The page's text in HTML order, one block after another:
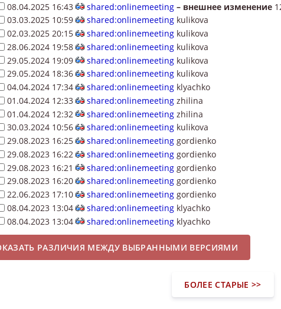
08.04.2025 16:43 shared:onlinemeeting – внешнее изменение
03.03.2025 10:59 shared:onlinemeeting kulikova
02.03.2025 20:15
shared:onlinemeeting kulikova
28.06.2024 19:58
shared:onlinemeeting kulikova
29.05.2024 19:09
shared:onlinemeeting kulikova
29.05.2024 18:36
shared:onlinemeeting kulikova
04.04.2024 17:34
shared:onlinemeeting klyachko
01.04.2024 12:33
shared:onlinemeeting zhilina
01.04.2024 12:32
shared:onlinemeeting zhilina
30.03.2024 10:56
shared:onlinemeeting kulikova
29.08.2023 16:25
shared:onlinemeeting gordienko
29.08.2023 16:22
shared:onlinemeeting gordienko
29.08.2023 16:21
shared:onlinemeeting gordienko
29.08.2023 16:20
shared:onlinemeeting gordienko
22.06.2023 17:10
shared:onlinemeeting gordienko
08.04.2023 13:04
shared:onlinemeeting klyachko
08.04.2023 13:04
shared:onlinemeeting klyachko
РАЗЛИЧИЯ МЕЖДУ ВЫБРАННЫМИ ВЕРСИЯМИ
БОЛЕЕ СТАРЫЕ >>